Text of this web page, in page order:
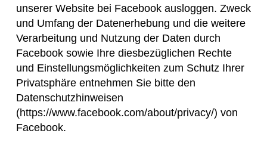
unserer Website bei Facebook ausloggen. Zweck
und Umfang der Datenerhebung und die weitere
Verarbeitung und Nutzung der Daten durch
Facebook sowie Ihre diesbezüglichen Rechte
und Einstellungsmöglichkeiten zum Schutz Ihrer
Privatsphäre entnehmen Sie bitte den
Datenschutzhinweisen
(https://www.facebook.com/about/privacy/) von
Facebook.